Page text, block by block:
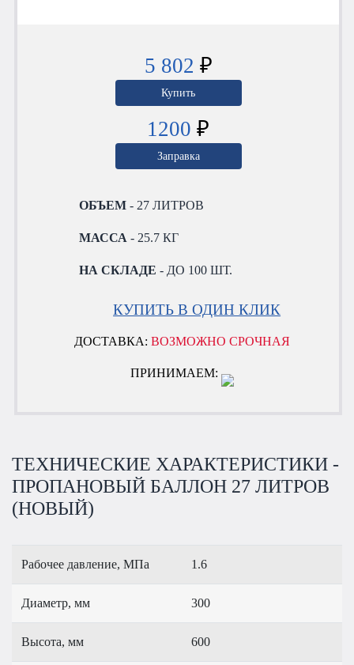
5 802 ₽
Купить
1200 ₽
Заправка
ОБЪЕМ - 27 ЛИТРОВ
МАССА - 25.7 КГ
НА СКЛАДЕ - ДО 100 ШТ.
КУПИТЬ В ОДИН КЛИК
ДОСТАВКА:ВОЗМОЖНО СРОЧНАЯ
ПРИНИМАЕМ:
ТЕХНИЧЕСКИЕ ХАРАКТЕРИСТИКИ -
ПРОПАНОВЫЙ БАЛЛОН 27 ЛИТРОВ
(НОВЫЙ)
Рабочее давление, МПа 1.6
Диаметр, мм 300
Высота, мм 600